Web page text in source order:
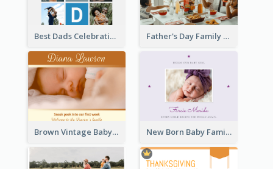
Best Dads Celebration Photo Book Father's Day Family Photo Book
Brown Vintage Baby Family Photo Book New Born Baby Family Photo Book